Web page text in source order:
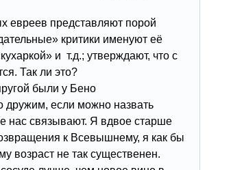
евреев представляют порой
критики именуют её
и т.д.; утверждают, что с
Так ли это?
были у Бено
если можно назвать
нас связывают. Я вдвое старше
к Всевышнему, я как бы
возраст не так существенен.